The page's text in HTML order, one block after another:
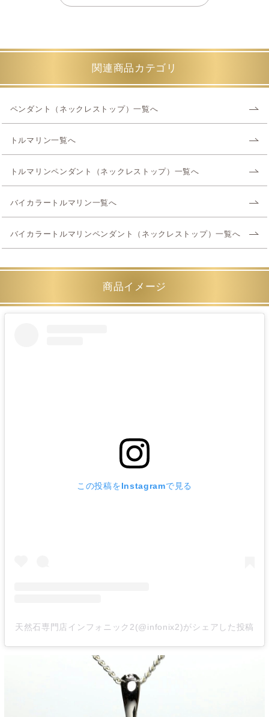
関連商品カテゴリ
ペンダント（ネックレストップ）一覧へ
トルマリン一覧へ
トルマリンペンダント（ネックレストップ）一覧へ
バイカラートルマリン一覧へ
バイカラートルマリンペンダント（ネックレストップ）一覧へ
商品イメージ
この投稿をInstagramで見る
天然石専門店インフォニック2(@infonix2)がシェアした投稿